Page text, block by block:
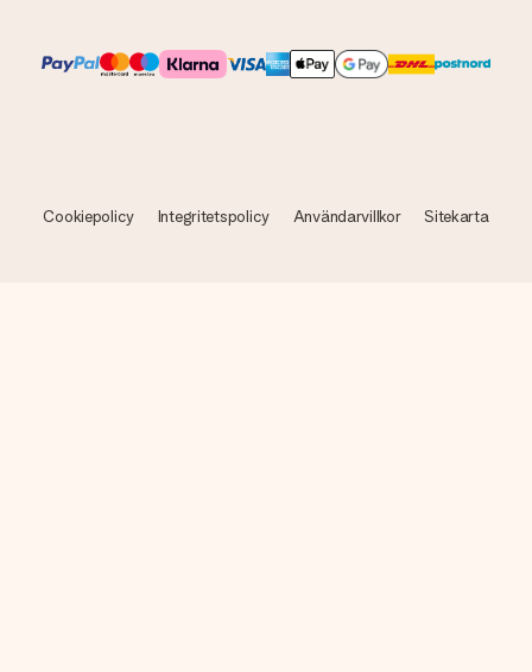
Cookiepolicy Integritetspolicy Användarvillkor Sitekarta